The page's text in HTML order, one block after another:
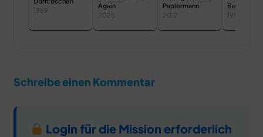
1959
Again
2025
Papiermann
2012
1990
Schreibe einen Kommentar
Login für die Mission erforderlich